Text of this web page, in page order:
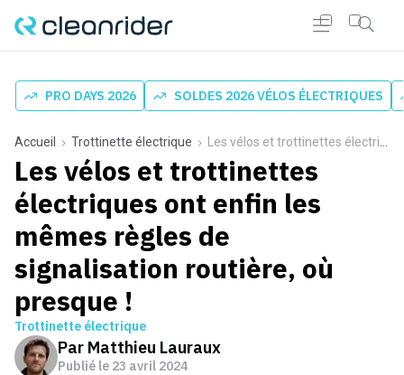
PRO DAYS 2026 SOLDES 2026 VÉLOS ÉLECTRIQUES
Accueil Trottinette électrique Les vélos et trottinettes électriques ont enfin les mêmes règles de signalisation routière, où presque !
Les vélos et trottinettes
électriques ont enfin les
mêmes règles de
signalisation routière, où
presque !
Trottinette électrique
Par Matthieu Lauraux
Publié le 23 avril 2024